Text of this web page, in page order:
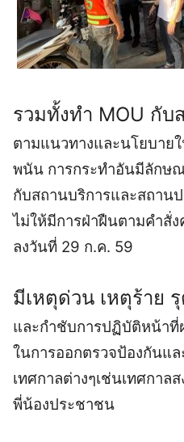
รวมทั้งทำ MOU กับ
ตามแนวทางและนโยบาย
พนัน การกระทำอันมีลักษ
กับสถานบริการและสถาน
ไม่ให้มีการฝ่าฝืนตามคำสั่
ลงวันที่ 29 ก.ค. 59
มีเหตุด่วน เหตุร้าย
และกำชับการปฏิบัติหน้าที่
ในการออกตรวจป้องกันแ
เทศกาลต่างๆเช่นเทศกา
พี่น้องประชาชน